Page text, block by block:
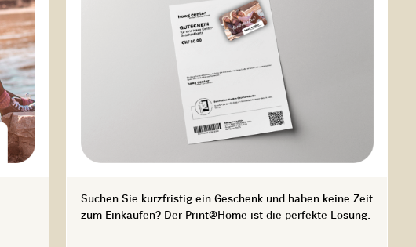
Suchen Sie kurzfristig ein Geschenk und haben keine Zeit
zum Einkaufen? Der Print@Home ist die perfekte Lösung.